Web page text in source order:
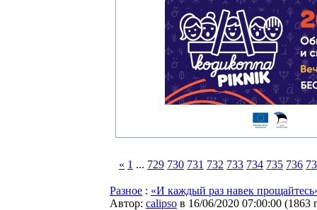
« 1 ... 729 730 731 732 733 734 735 736
Разное : «И каждый раз навек
Автор: calipso в 16/06/2020 07:00:00 (1863